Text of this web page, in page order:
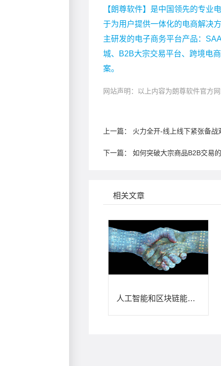
【朗尊软件】是中国领先的专业
于为用户提供一体化的电商解决
主研发的电子商务平台产品：
城、B2B大宗交易平台、跨境电
案。
网站声明：以上内容为朗尊软件官方
上一篇： 火力全开-线上线下紧张备战
下一篇： 如何突破大宗商品B2B交易
相关文章
人工智能和区块链能否相互融合？ - 朗尊软件，企业级电商平台提供商